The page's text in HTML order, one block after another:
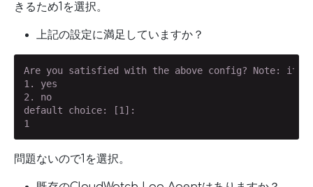
きるため1を選択。
上記の設定に満足していますか？
Are you satisfied with the above config? Note: it
1. yes
2. no
default choice: [1]:
1
問題ないので1を選択。